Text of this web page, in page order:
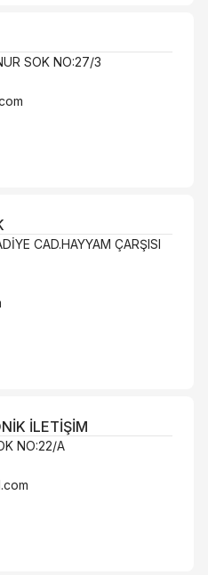
SOK NO:27/3
CAD.HAYYAM ÇARŞISI
İLETİŞİM
NO:22/A